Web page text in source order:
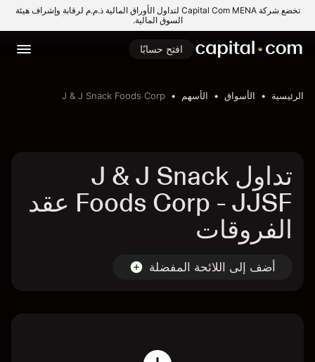
تخضع شركة Capital Com MENA لتداول الأوراق المالية ذ.م.م لرقابة وإشراف هيئة
السوق المالية.
افتح حسابًا
الرئيسية الأسواق الأسهم J & J Snack Foods Corp
تداول J & J Snack
Foods Corp - JJSF عقد
الفروقات
أضف إلى اللائحة المفضلة